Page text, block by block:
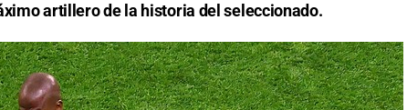
artillero de la historia del seleccionado.